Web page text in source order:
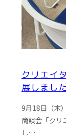
クリエイ
展しました
9月18日（木
商談会「クリ
し…